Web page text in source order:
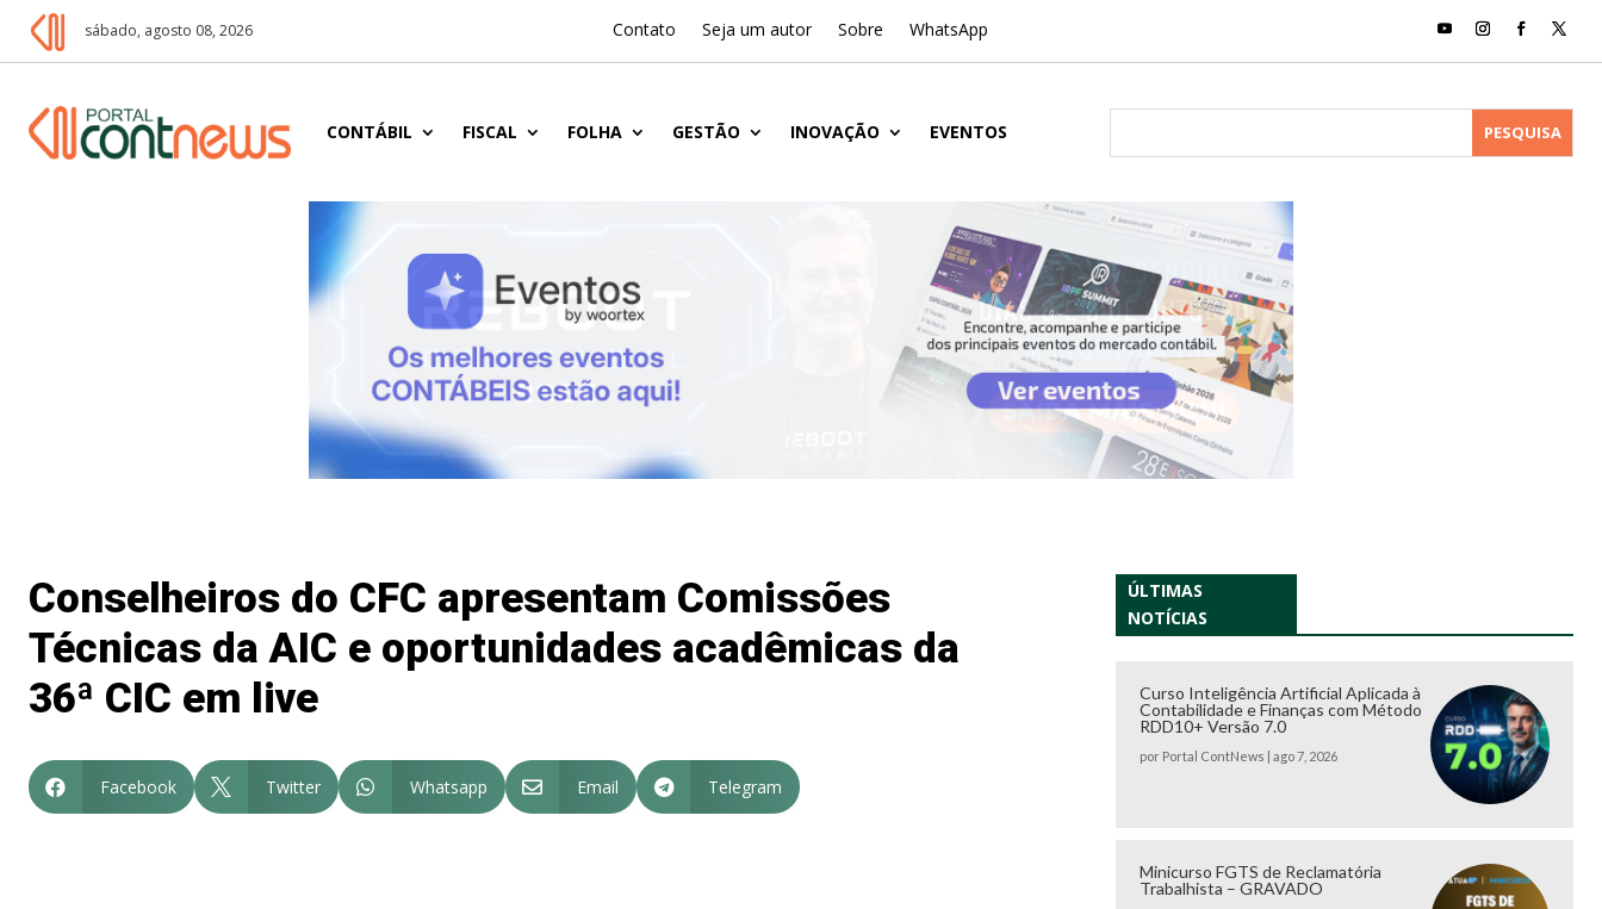
sábado, agosto 08, 2026 Contato Seja um autor Sobre WhatsApp
CONTÁBIL FISCAL FOLHA GESTÃO INOVAÇÃO EVENTOS
Conselheiros do CFC apresentam Comissões
Técnicas da AIC e oportunidades acadêmicas da
36ª CIC em live
 Facebook  Twitter  Whatsapp  Email  Telegram
ÚLTIMAS
NOTÍCIAS
Curso Inteligência Artificial Aplicada à
Contabilidade e Finanças com Método
RDD10+ Versão 7.0
por Portal ContNews ago 7, 2026
Minicurso FGTS de Reclamatória
Trabalhista – GRAVADO